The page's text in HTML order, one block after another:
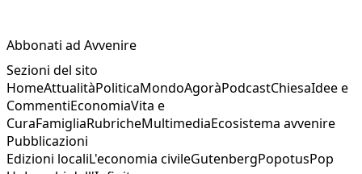
Abbonati ad Avvenire
Sezioni del sito
HomeAttualitàPoliticaMondoAgoràPodcastChiesaIdee e
CommentiEconomiaVita e
CuraFamigliaRubricheMultimediaEcosistema avvenire
Pubblicazioni
Edizioni localiL'economia civileGutenbergPopotusPop